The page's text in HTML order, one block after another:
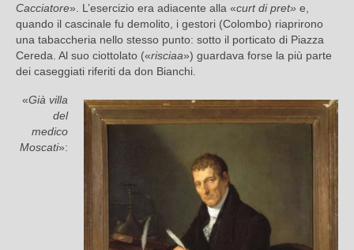
Cacciatore». L’esercizio era adiacente alla «curt di pret» e,
quando il cascinale fu demolito, i gestori (Colombo) riaprirono
una tabaccheria nello stesso punto: sotto il porticato di Piazza
Cereda. Al suo ciottolato («risciaa») guardava forse la più parte
dei caseggiati riferiti da don Bianchi.
«Già villa
del
medico
Moscati»: